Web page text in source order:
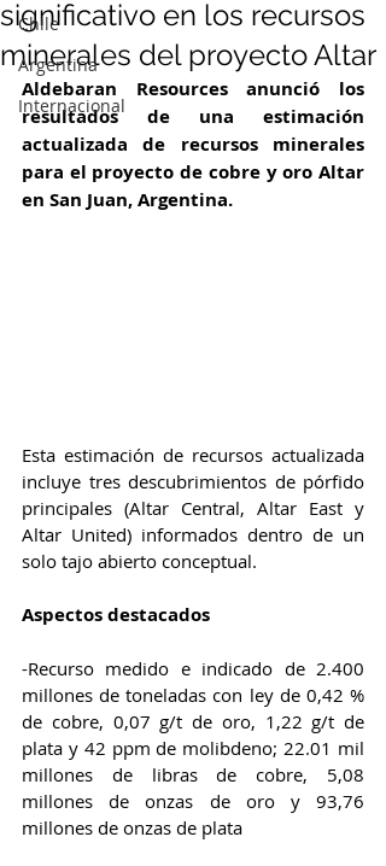
Chile
Argentina
Internacional
significativo en los recursos
minerales del proyecto Altar
Aldebaran Resources anunció los
resultados de una estimación
actualizada de recursos minerales
para el proyecto de cobre y oro Altar
en San Juan, Argentina.
Esta estimación de recursos actualizada
incluye tres descubrimientos de pórfido
principales (Altar Central, Altar East y
Altar United) informados dentro de un
solo tajo abierto conceptual.
Aspectos destacados
-Recurso medido e indicado de 2.400
millones de toneladas con ley de 0,42 %
de cobre, 0,07 g/t de oro, 1,22 g/t de
plata y 42 ppm de molibdeno; 22.01 mil
millones de libras de cobre, 5,08
millones de onzas de oro y 93,76
millones de onzas de plata